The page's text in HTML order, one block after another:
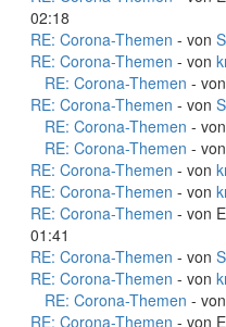
02:18
RE: Corona-Themen - von
RE: Corona-Themen - von
RE: Corona-Themen - von
RE: Corona-Themen - von
RE: Corona-Themen - von
RE: Corona-Themen - von
RE: Corona-Themen - von
RE: Corona-Themen - von
RE: Corona-Themen - von
01:41
RE: Corona-Themen - von
RE: Corona-Themen - von
RE: Corona-Themen - von
RE: Corona-Themen - von